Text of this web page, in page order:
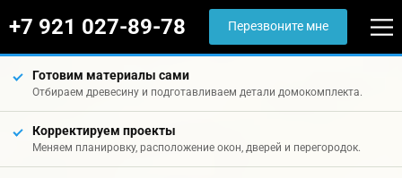
+7 921 027-89-78 Перезвоните мне
Готовим материалы сами
Отбираем древесину и подготавливаем детали домокомплекта.
Корректируем проекты
Меняем планировку, расположение окон, дверей и перегородок.